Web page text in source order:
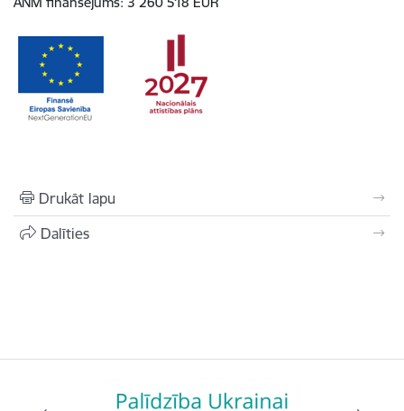
Drukāt lapu
Dalīties